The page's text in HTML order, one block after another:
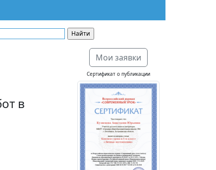
в
Мои заявки
Сертификат о публикации